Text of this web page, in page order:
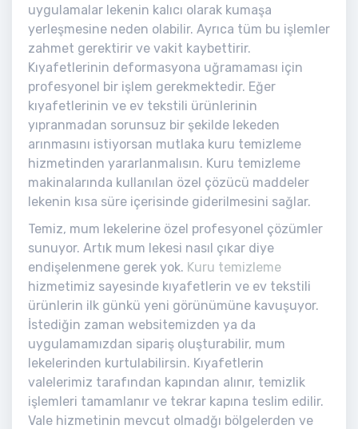
uygulamalar lekenin kalıcı olarak kumaşa
yerleşmesine neden olabilir. Ayrıca tüm bu işlemler
zahmet gerektirir ve vakit kaybettirir.
Kıyafetlerinin deformasyona uğramaması için
profesyonel bir işlem gerekmektedir. Eğer
kıyafetlerinin ve ev tekstili ürünlerinin
yıpranmadan sorunsuz bir şekilde lekeden
arınmasını istiyorsan mutlaka kuru temizleme
hizmetinden yararlanmalısın. Kuru temizleme
makinalarında kullanılan özel çözücü maddeler
lekenin kısa süre içerisinde giderilmesini sağlar.
Temiz, mum lekelerine özel profesyonel çözümler
sunuyor. Artık mum lekesi nasıl çıkar diye
endişelenmene gerek yok. Kuru temizleme
hizmetimiz sayesinde kıyafetlerin ve ev tekstili
ürünlerin ilk günkü yeni görünümüne kavuşuyor.
İstediğin zaman websitemizden ya da
uygulamamızdan sipariş oluşturabilir, mum
lekelerinden kurtulabilirsin. Kıyafetlerin
valelerimiz tarafından kapından alınır, temizlik
işlemleri tamamlanır ve tekrar kapına teslim edilir.
Vale hizmetinin mevcut olmadğı bölgelerden ve